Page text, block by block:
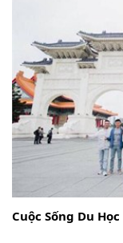
Cuộc Sống Du